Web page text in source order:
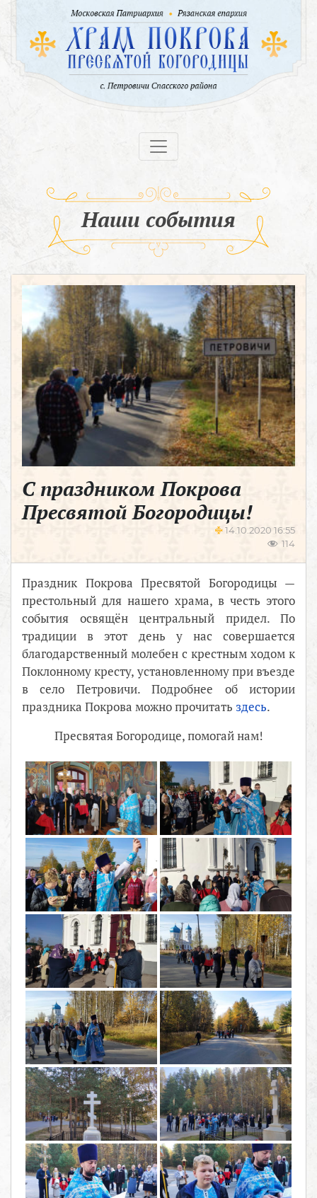
Наши события
С праздником Покрова
Пресвятой Богородицы!
14.10.2020 16:55
114
Праздник Покрова Пресвятой Богородицы —
престольный для нашего храма, в честь этого
события освящён центральный придел. По
традиции в этот день у нас совершается
благодарственный молебен с крестным ходом к
Поклонному кресту, установленному при въезде
в село Петровичи. Подробнее об истории
праздника Покрова можно прочитать здесь.
Пресвятая Богородице, помогай нам!